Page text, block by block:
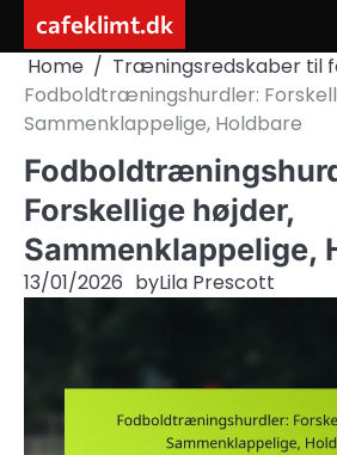
content
cafeklimt.dk
Home
Træningsredskaber til
Fodboldtræningshurdler:
Sammenklappelige, Holdbare
Forskellige højder,
Sammenklappelige,
13/01/2026 byLila Prescott